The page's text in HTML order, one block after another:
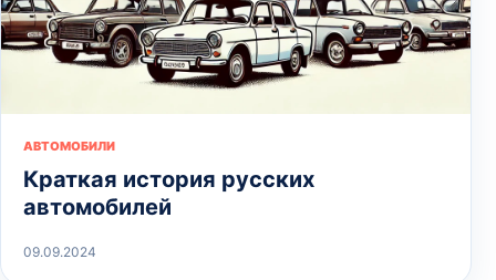
АВТОМОБИЛИ
Краткая история русских
автомобилей
09.09.2024